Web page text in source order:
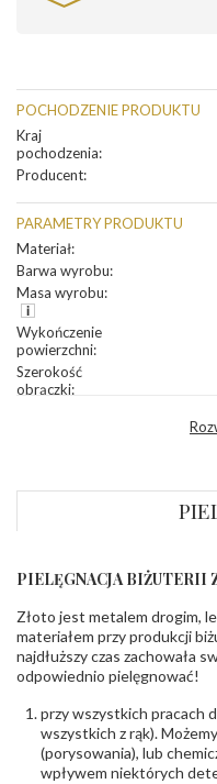
POCHODZENIE PRODUKTU
Kraj
pochodzenia:
Producent:
PARAMETRY PRODUKTU
Materiał:
Barwa wyrobu:
Masa wyrobu:
Wykończenie
powierzchni:
Szerokość
obrączki:
INNE PARAMETRY
Producent
odpowiedzialny:
Łazur
Tel.
Bezpieczeństwo
- rodzaj
ostrzeżenia:
Nie nadaje
, Elementy
PIELĘGNACJA BIŻUTERII
Złoto jest metalem drogim,
materiałem przy produkcji
najdłuższy czas zachowała
odpowiednio pielęgnować!
przy wszystkich pracach
wszystkich z rąk).
(porysowania), lub
wpływem niektórych